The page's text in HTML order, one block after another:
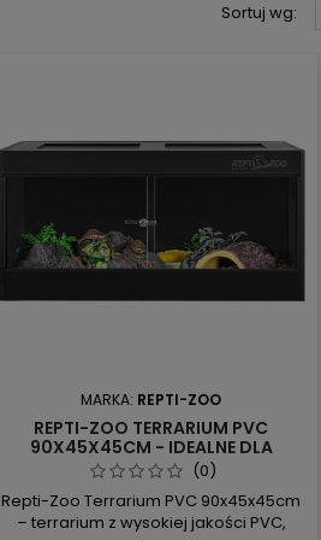
Sortuj wg:
MARKA: REPTI-ZOO
REPTI-ZOO TERRARIUM PVC
90X45X45CM - IDEALNE DLA
GADÓW, LEKKIE I ŁATWE W
CZYSZCZENIU
(0)
Repti-Zoo Terrarium PVC 90x45x45cm
– terrarium z wysokiej jakości PVC,